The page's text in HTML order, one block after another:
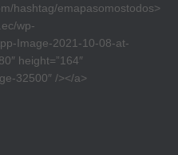
hashtag/emapasomostodos>
wp-
Image-2021-10-08-at-
height=”164″
32500″ /></a>